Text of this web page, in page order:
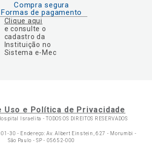
Compra segura
Formas de pagamento
Clique aqui
e consulte o
cadastro da
Instituição no
Sistema e-Mec
Uso e Política de Privacidade
Israelita -TODOS OS DIREITOS RESERVADOS
30 - Endereço: Av. Albert Einstein, 627 - Morumbi -
São Paulo - SP - 05652-000